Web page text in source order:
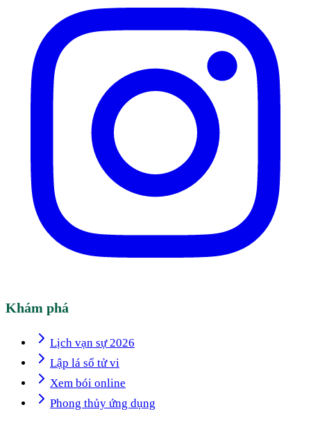
Khám phá
Lịch vạn sự 2026
Lập lá số tử vi
Xem bói online
Phong thủy ứng dụng